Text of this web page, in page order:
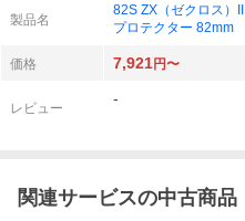
製品名
82S ZX（ゼクロス）II
プロテクター 82mm
価格 7,921円〜
レビュー
-
関連サービスの中古商品